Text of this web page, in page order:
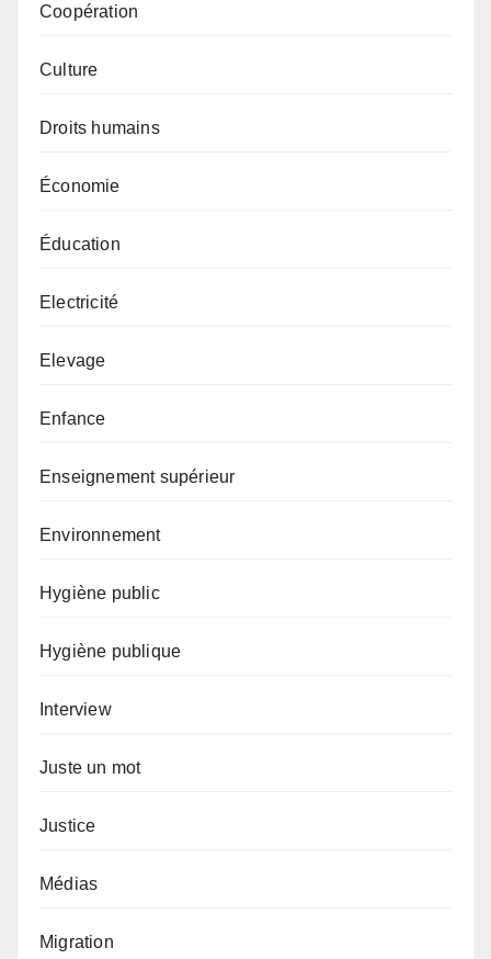
Coopération
Culture
Droits humains
Économie
Éducation
Electricité
Elevage
Enfance
Enseignement supérieur
Environnement
Hygiène public
Hygiène publique
Interview
Juste un mot
Justice
Médias
Migration